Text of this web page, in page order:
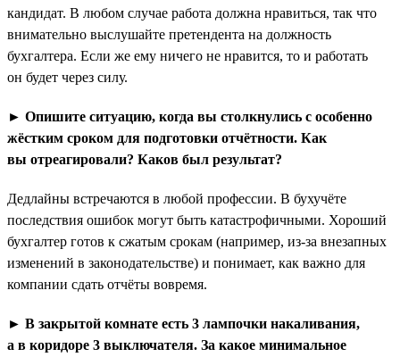
кандидат. В любом случае работа должна нравиться, так что
внимательно выслушайте претендента на должность
бухгалтера. Если же ему ничего не нравится, то и работать
он будет через силу.
► Опишите ситуацию, когда вы столкнулись с особенно
жёстким сроком для подготовки отчётности. Как
вы отреагировали? Каков был результат?
Дедлайны встречаются в любой профессии. В бухучёте
последствия ошибок могут быть катастрофичными. Хороший
бухгалтер готов к сжатым срокам (например, из-за внезапных
изменений в законодательстве) и понимает, как важно для
компании сдать отчёты вовремя.
► В закрытой комнате есть 3 лампочки накаливания,
а в коридоре 3 выключателя. За какое минимальное